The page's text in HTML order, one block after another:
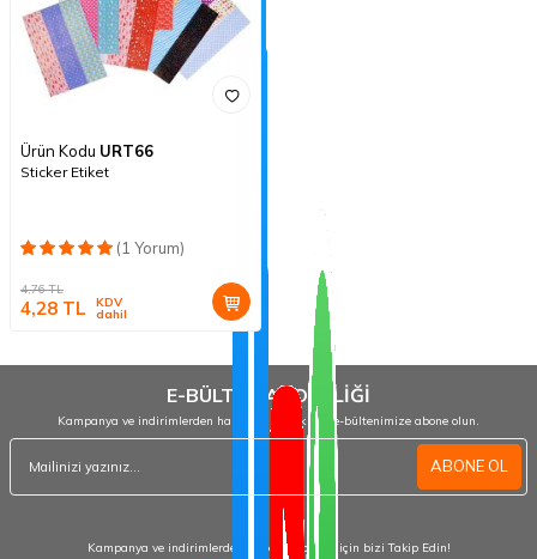
Ürün Kodu URT66
Sticker Etiket
(1 Yorum)
4,76TL
4,28 TL KDV
dahil
E-BÜLTEN ABONELİĞİ
Kampanya ve indirimlerden haberdar olmak için e-bültenimize abone olun.
ABONE OL
Kampanya ve indirimlerden haberdar olmak için bizi Takip Edin!